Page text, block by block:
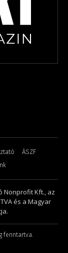
ÁSZF
Nonprofit Kft., az
és a Magyar
fenntartva.